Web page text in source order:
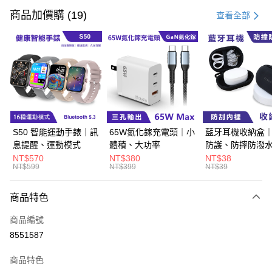
信用卡一次付款
超商取貨付款
LINE Pay
Apple Pay
街口支付
悠遊付
Google Pay
ATM付款
運送方式
全家取貨付款
每筆NT$60，滿NT$499(含以上)免運費
付款後全家取貨
商品加價購 (19) 查看全部
S50 智能運動手錶｜訊
息提醒、運動模式
NT$570
NT$599
65W氮化鎵充電頭｜小
體積、大功率
NT$380
NT$399
藍牙耳機收納盒
防護、防摔防潑
NT$38
NT$39
商品特色
商品編號
8551587
商品特色